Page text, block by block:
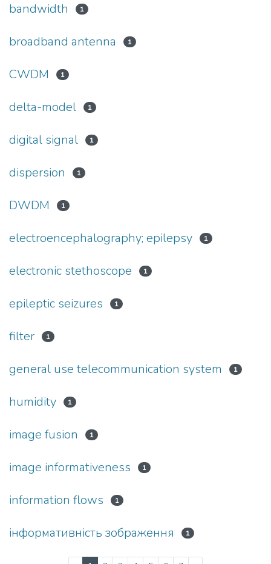
bandwidth 1
broadband antenna 1
CWDM 1
delta-model 1
digital signal 1
dispersion 1
DWDM 1
electroencephalography; epilepsy 1
electronic stethoscope 1
epileptic seizures 1
filter 1
general use telecommunication system 1
humidity 1
image fusion 1
image informativeness 1
information flows 1
iнформативнiсть зображення 1